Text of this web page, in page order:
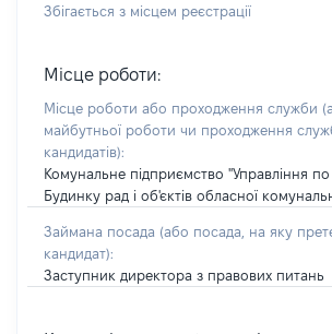
Збігається з місцем реєстрації
Місце роботи:
Місце роботи або проходження служби
майбутньої роботи чи проходження
кандидатів):
Комунальне підприємство "Управління по
Будинку рад і об'єктів обласної
Займана посада (або посада, на яку
кандидат):
Заступник директора з правових питань